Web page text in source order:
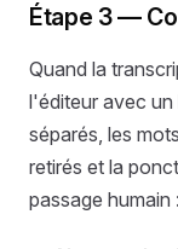
Étape 3 —
Quand la
l'éditeur avec
séparés, les
retirés et la
passage humain :